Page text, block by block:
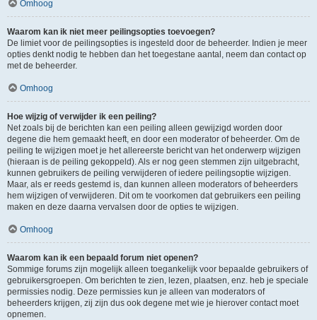
Omhoog
Waarom kan ik niet meer peilingsopties toevoegen?
De limiet voor de peilingsopties is ingesteld door de beheerder. Indien je meer
opties denkt nodig te hebben dan het toegestane aantal, neem dan contact op
met de beheerder.
Omhoog
Hoe wijzig of verwijder ik een peiling?
Net zoals bij de berichten kan een peiling alleen gewijzigd worden door
degene die hem gemaakt heeft, en door een moderator of beheerder. Om de
peiling te wijzigen moet je het allereerste bericht van het onderwerp wijzigen
(hieraan is de peiling gekoppeld). Als er nog geen stemmen zijn uitgebracht,
kunnen gebruikers de peiling verwijderen of iedere peilingsoptie wijzigen.
Maar, als er reeds gestemd is, dan kunnen alleen moderators of beheerders
hem wijzigen of verwijderen. Dit om te voorkomen dat gebruikers een peiling
maken en deze daarna vervalsen door de opties te wijzigen.
Omhoog
Waarom kan ik een bepaald forum niet openen?
Sommige forums zijn mogelijk alleen toegankelijk voor bepaalde gebruikers of
gebruikersgroepen. Om berichten te zien, lezen, plaatsen, enz. heb je speciale
permissies nodig. Deze permissies kun je alleen van moderators of
beheerders krijgen, zij zijn dus ook degene met wie je hierover contact moet
opnemen.